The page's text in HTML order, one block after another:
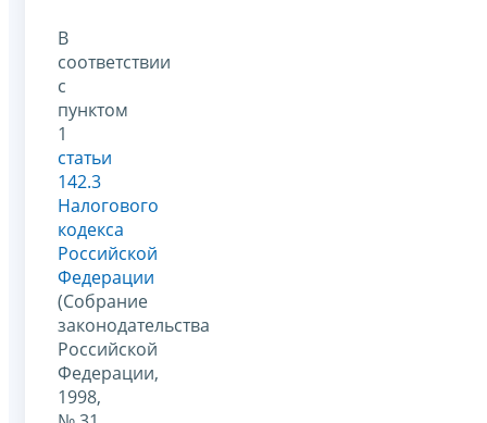
В
соответствии
с
пунктом
1
статьи
142.3
Налогового
кодекса
Российской
Федерации
(Собрание
законодательства
Российской
Федерации,
1998,